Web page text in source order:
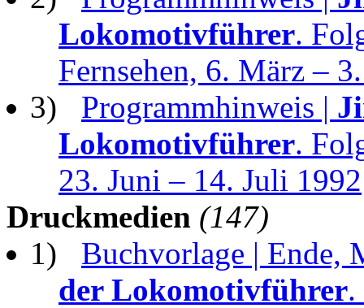
Lokomotivführer.
Fernsehen, 6. März –
3) Programmhinweis |
Lokomotivführer.
23. Juni – 14. Juli 1992
Druckmedien (147)
1) Buchvorlage | Ende,
der Lokomotivführer.